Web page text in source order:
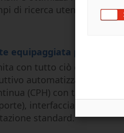
di ricerca utensile.
equipaggiata per
con tutto ciò che serve
automatizzato.
(CPH) con tubazioni
interfaccia robot e
standard.